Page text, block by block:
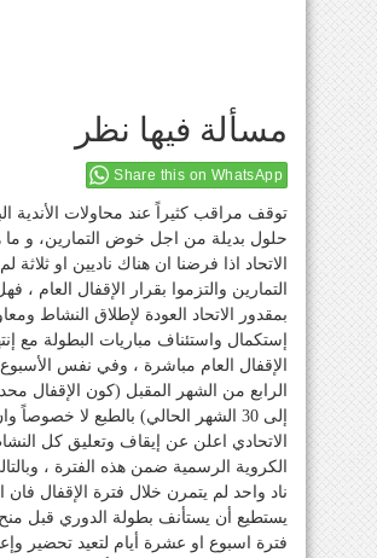
مسألة فيها نظر
Share this on WhatsApp
توقف مراقب كثيراً عند محاولات الأندية
حلول بديلة من اجل خوض التمارين، و
الاتحاد اذا فرضنا ان هناك ناديين او ثلاثة
التمارين والتزموا بقرار الإقفال العام ،
بمقدور الاتحاد العودة لإطلاق النشاط
إستكمال واستئناف مباريات البطولة مع
الإقفال العام مباشرة ، وفي نفس
إلى 30 الشهر الحالي) بالطبع لا خصوصاً
الاتحادي اعلن عن إيقاف وتعليق كل
الكروية الرسمية ضمن هذه الفترة ،
ناد واحد لم يتمرن خلال فترة الإقفال فان
يستطيع أن يستأنف بطولة الدوري قبل منح
فترة اسبوع او عشرة أيام لتعيد تحضير